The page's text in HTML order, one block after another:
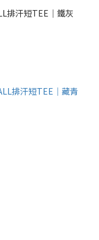
排汗短TEE｜鐵灰